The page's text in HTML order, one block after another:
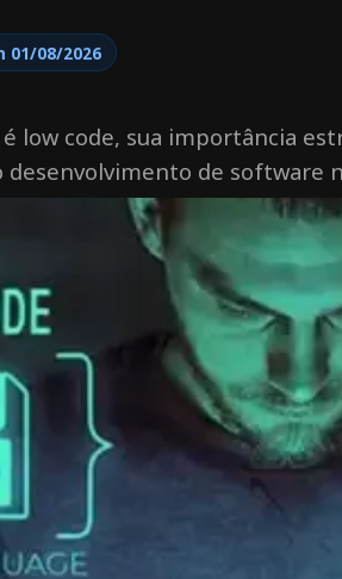
01/08/2026
low code, sua importância
desenvolvimento de software